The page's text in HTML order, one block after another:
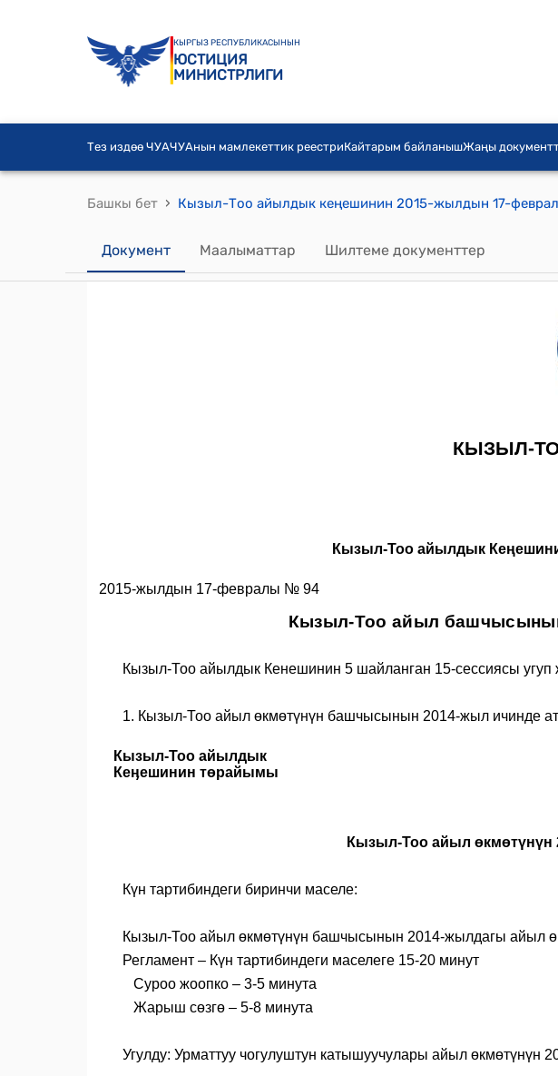
КЫРГЫЗ РЕСПУБЛИКАСЫНЫН
ЮСТИЦИЯ
МИНИСТРЛИГИ
Тез издөө ЧУАЧУАнын мамлекеттик реестриКайтарым байланышЖаңы
Башкы бет ›
Документ Маалыматтар Шилтеме документтер